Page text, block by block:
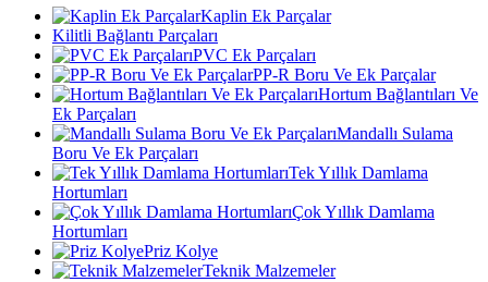
Kaplin Ek Parçalar
Kilitli Bağlantı Parçaları
PVC Ek Parçaları
PP-R Boru Ve Ek Parçalar
Hortum Bağlantıları Ve
Ek Parçaları
Mandallı Sulama
Boru Ve Ek Parçaları
Tek Yıllık Damlama
Hortumları
Çok Yıllık Damlama
Hortumları
Priz Kolye
Teknik Malzemeler